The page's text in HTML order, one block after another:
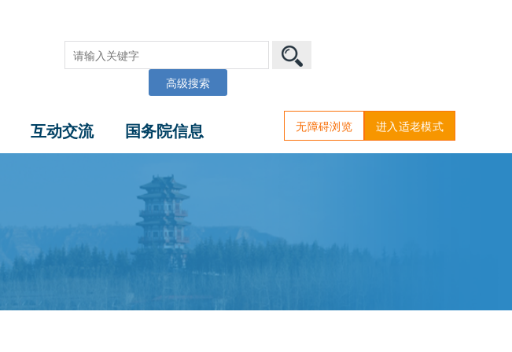
高级搜索
互动交流 国务院信息 无障碍浏览 进入适老模式